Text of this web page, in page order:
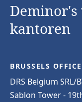
kantoren
BRUSSELS OFFICE
DRS Belgium SRL/
Sablon Tower -